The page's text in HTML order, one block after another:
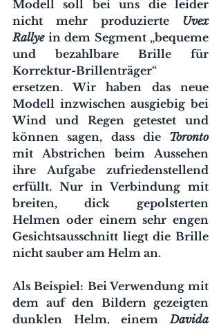
Modell soll bei uns die leider
nicht mehr produzierte Uvex
Rallye in dem Segment „bequeme
und bezahlbare Brille für
Korrektur-Brillenträger“
ersetzen. Wir haben das neue
Modell inzwischen ausgiebig bei
Wind und Regen getestet und
können sagen, dass die
Toronto
mit Abstrichen beim Aussehen
ihre Aufgabe zufriedenstellend
erfüllt. Nur in Verbindung mit
breiten, dick gepolsterten
Helmen oder einem sehr engen
Gesichtsausschnitt liegt die Brille
nicht sauber am Helm an.
Als Beispiel: Bei Verwendung mit
dem auf den Bildern gezeigten
dunklen Helm, einem Davida